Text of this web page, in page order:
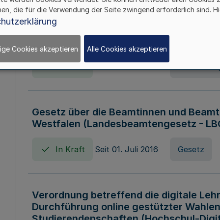
Verordnung über die
Nordrhein-Westfalen
Gesetz über die Beamtinnen und
Westfalen (Landesbeamtengesetz -
In Kraft Seit 01. Juli 2016 Gesetz
Verordnung betreffend die digitale
Durchführung online gestützter
die für die Verwendung der Seite zwingend erforderlich sind.
Cookies akzeptieren Alle Cookies akzeptieren